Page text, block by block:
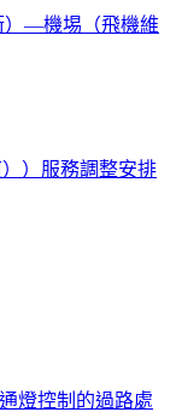
）—機埸（飛機維
）服務調整安排
燈控制的過路處